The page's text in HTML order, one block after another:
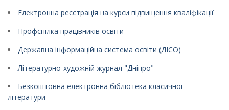
Електронна реєстрація на курси підвищення кваліфікації
Профспілка працівників освіти
Державна інформаційна система освіти (ДІСО)
Літературно-художній журнал "Дніпро"
Безкоштовна електронна бібліотека класичної
літератури